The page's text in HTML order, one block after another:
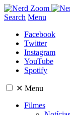
Search Menu
Facebook
Twitter
Instagram
YouTube
Spotify
✕ Menu
Filmes